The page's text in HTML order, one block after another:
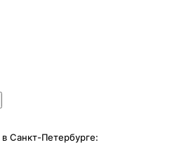
в Санкт-Петербурге: